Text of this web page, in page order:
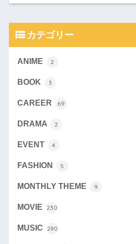
カテゴリー
ANIME 2
BOOK 3
CAREER 69
DRAMA 2
EVENT 4
FASHION 5
MONTHLY THEME 9
MOVIE 230
MUSIC 280